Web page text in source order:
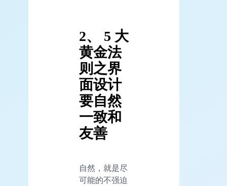
2、 5 大
黄金法
则之界
面设计
要自然
一致和
友善
自然，就是尽
可能的不强迫